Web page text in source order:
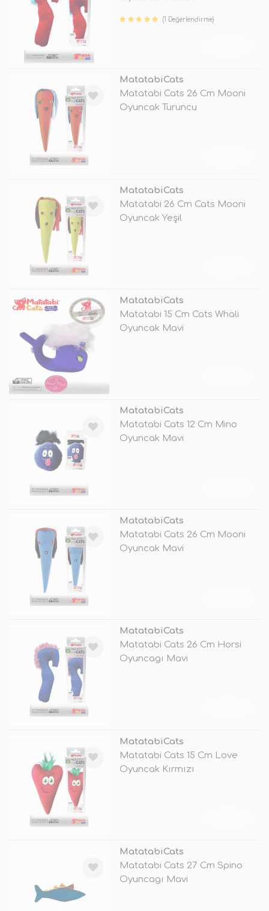
(1 Değerlendirme)
MatatabiCats
Matatabi Cats 26 Cm Mooni
Oyuncak Turuncu
MatatabiCats
Matatabi 26 Cm Cats Mooni
Oyuncak Yeşil
MatatabiCats
Matatabi 15 Cm Cats Whali
Oyuncak Mavi
MatatabiCats
Matatabi Cats 12 Cm Mino
Oyuncak Mavi
MatatabiCats
Matatabi Cats 26 Cm Mooni
Oyuncak Mavi
MatatabiCats
Matatabi Cats 26 Cm Horsi
Oyuncagı Mavi
MatatabiCats
Matatabi Cats 15 Cm Love
Oyuncak Kırmızı
MatatabiCats
Matatabi Cats 27 Cm Spino
Oyuncagı Mavi